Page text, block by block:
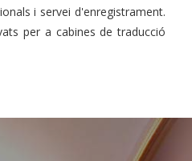
i servei d'enregistrament.
per a cabines de traducció